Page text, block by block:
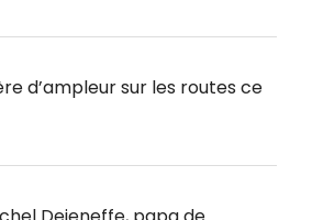
d’ampleur sur les routes ce